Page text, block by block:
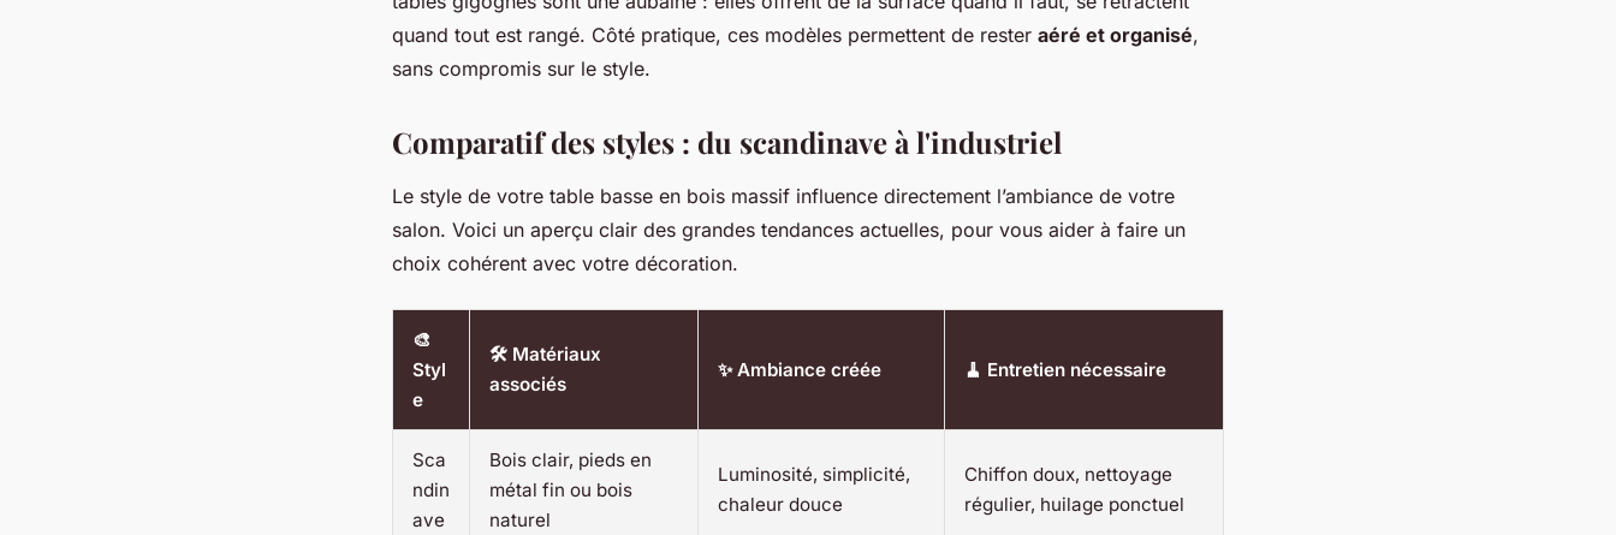
quand tout est rangé. Côté pratique, ces modèles permettent de rester aéré et organisé,
sans compromis sur le style.
Comparatif des styles : du scandinave à l'industriel
Le style de votre table basse en bois massif influence directement l’ambiance de votre
salon. Voici un aperçu clair des grandes tendances actuelles, pour vous aider à faire un
choix cohérent avec votre décoration.
🎨
Styl
e
🛠️ Matériaux
associés
✨ Ambiance créée 🧹 Entretien nécessaire
Sca
ndin
ave
Bois clair, pieds en
métal fin ou bois
naturel
Luminosité, simplicité,
chaleur douce
Chiffon doux, nettoyage
régulier, huilage ponctuel